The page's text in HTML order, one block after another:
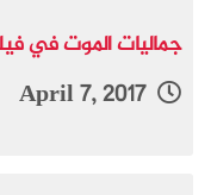
جماليات الموت في
April 7, 2017